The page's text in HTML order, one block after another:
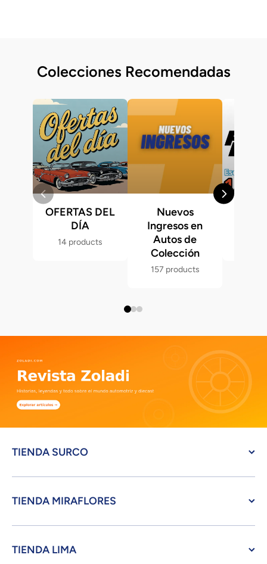
Colecciones Recomendadas
OFERTAS DEL
DÍA
14 products
Nuevos
Ingresos en
Autos de
Colección
157 products
TIENDA SURCO
TIENDA MIRAFLORES
TIENDA LIMA